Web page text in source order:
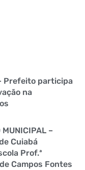
– Prefeito participa
na
MUNICIPAL –
Cuiabá
Prof.ª
Campos Fontes